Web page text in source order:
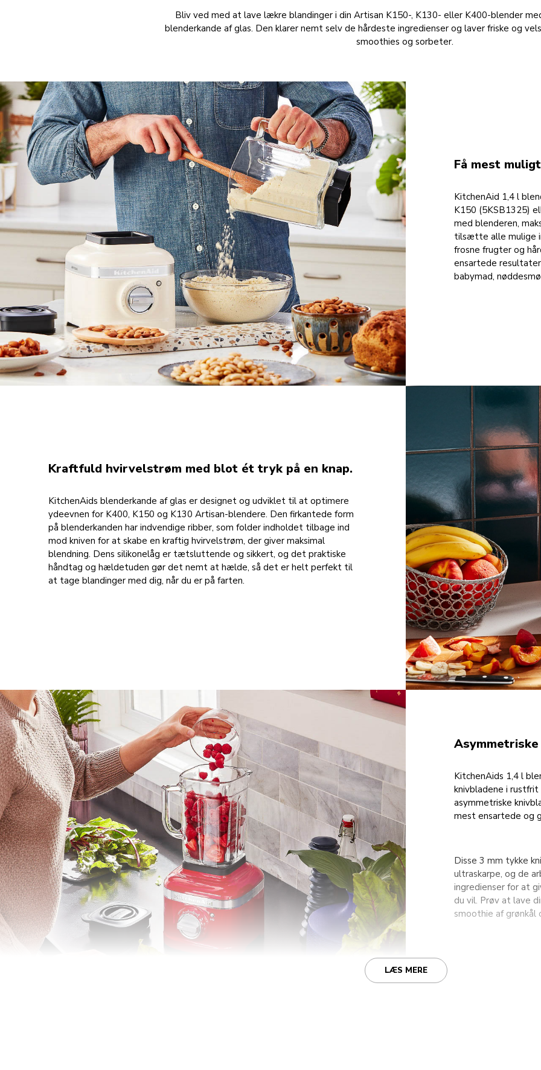
Bliv ved med at lave lækre blandinger i din Artisan K150-, K130- eller K400-blender
blenderkande af glas. Den klarer nemt selv de hårdeste ingredienser og laver friske og
smoothies og sorbeter.
Få mest
KitchenAid 1,4 l
K150 (5KSB1325)
med blenderen,
tilsætte alle mulige
frosne frugter og
ensartede
babymad,
Kraftfuld hvirvelstrøm med blot ét tryk på en knap.
KitchenAids blenderkande af glas er designet og udviklet til at optimere
ydeevnen for K400, K150 og K130 Artisan-blendere. Den firkantede form
på blenderkanden har indvendige ribber, som folder indholdet tilbage ind
mod kniven for at skabe en kraftig hvirvelstrøm, der giver maksimal
blendning. Dens silikonelåg er tætsluttende og sikkert, og det praktiske
håndtag og hældetuden gør det nemt at hælde, så det er helt perfekt til
at tage blandinger med dig, når du er på farten.
KitchenAids 1,4 l
knivbladene i
asymmetriske
mest ensartede og
Disse 3 mm tykke
ultraskarpe, og de
ingredienser for at
du vil. Prøv at lave
smoothie af grønkål
LÆS MERE